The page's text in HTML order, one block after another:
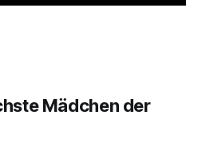
Mädchen der